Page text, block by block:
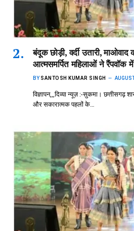
बंदूक छोड़ी, वर्दी उतारी, माओवाद
आत्मसमर्पित महिलाओं ने रैंपवॉक
BY SANTOSH KUMAR SINGH
विज्ञापन,,,दिव्या न्यूज़ :-सुकमा। छत्तीसगढ़
और सकारात्मक पहलों के…